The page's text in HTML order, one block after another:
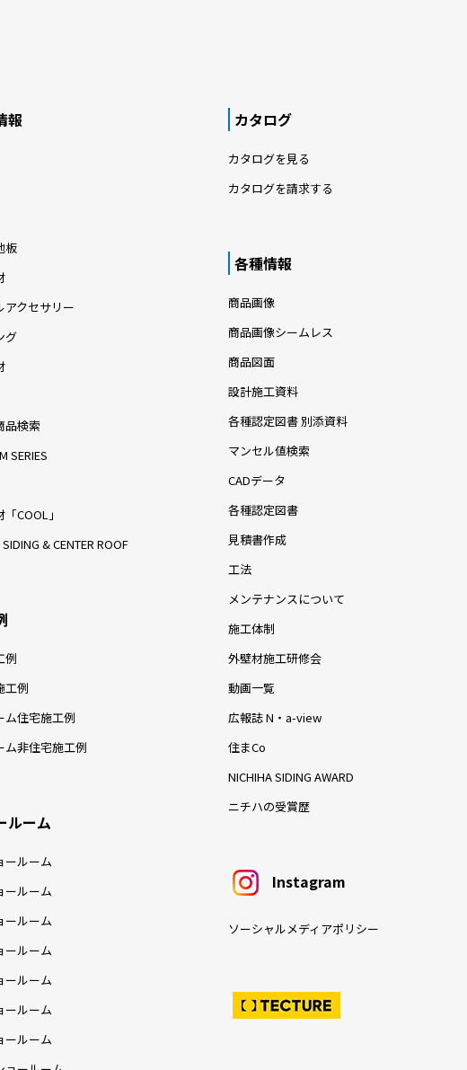
報
板
アクセサリー
グ
品検索
SERIES
COOL」
SIDING & CENTER ROOF
例
工例
ム住宅施工例
ム非住宅施工例
ルーム
ールーム
ールーム
ールーム
ールーム
ールーム
ールーム
ールーム
カタログ
カタログを見る
カタログを請求する
各種情報
商品画像
商品画像シームレス
商品図面
設計施工資料
各種認定図書 別添資料
マンセル値検索
CADデータ
各種認定図書
見積書作成
工法
メンテナンスについて
施工体制
外壁材施工研修会
動画一覧
広報誌 N・a-view
住まCo
NICHIHA SIDING AWARD
ニチハの受賞歴
Instagram
ソーシャルメディアポリシー